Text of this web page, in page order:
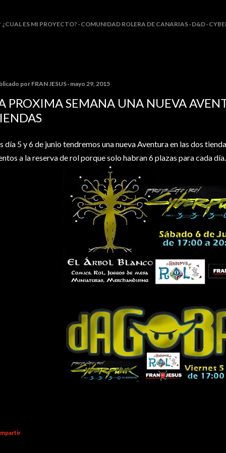
¿CUAL ES MI PROYECTO? COMUNIDAD ROLERA DE CANARIAS D&D
por FRAN JESUS mayo 29, 2015
PROXIMA SEMANA UNA NUEVA
día 5 y 6 de junio tendremos una nueva Aventura en las dos
a la reserva de rol porque solo habran 6 plazas para cada día.